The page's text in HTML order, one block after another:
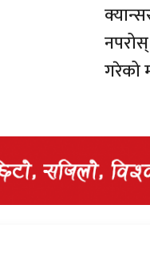
गरेको